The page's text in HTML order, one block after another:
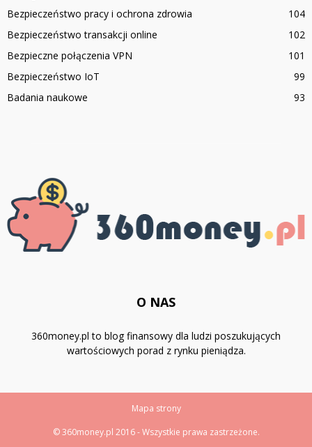
Bezpieczeństwo pracy i ochrona zdrowia
104
Bezpieczeństwo transakcji online
102
Bezpieczne połączenia VPN
101
Bezpieczeństwo IoT
99
Badania naukowe
93
O NAS
360money.pl to blog finansowy dla ludzi poszukujących
wartościowych porad z rynku pieniądza.
Mapa strony
© 360money.pl 2016 - Wszystkie prawa zastrzeżone.